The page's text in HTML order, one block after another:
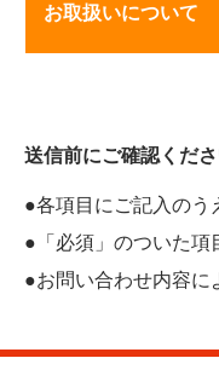
お取扱いについて
送信前にご確認くだ
●各項目にご記入のう
●「必須」のついた項
●お問い合わせ内容に